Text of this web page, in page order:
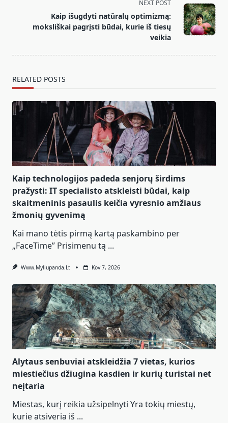
text">Page</span>
NEXT POST
Kaip išugdyti natūralų optimizmą:
moksliškai pagrįsti būdai, kurie iš tiesų
veikia
RELATED POSTS
Kaip technologijos padeda senjorų širdims
pražysti: IT specialisto atskleisti būdai, kaip
skaitmeninis pasaulis keičia vyresnio amžiaus
žmonių gyvenimą
Kai mano tėtis pirmą kartą paskambino per
„FaceTime” Prisimenu tą ...
Www.myliupanda.lt Kov 7, 2026
Alytaus senbuviai atskleidžia 7 vietas, kurios
miestiečius džiugina kasdien ir kurių turistai net
neįtaria
Miestas, kurį reikia užsipelnyti Yra tokių miestų,
kurie atsiveria iš ...